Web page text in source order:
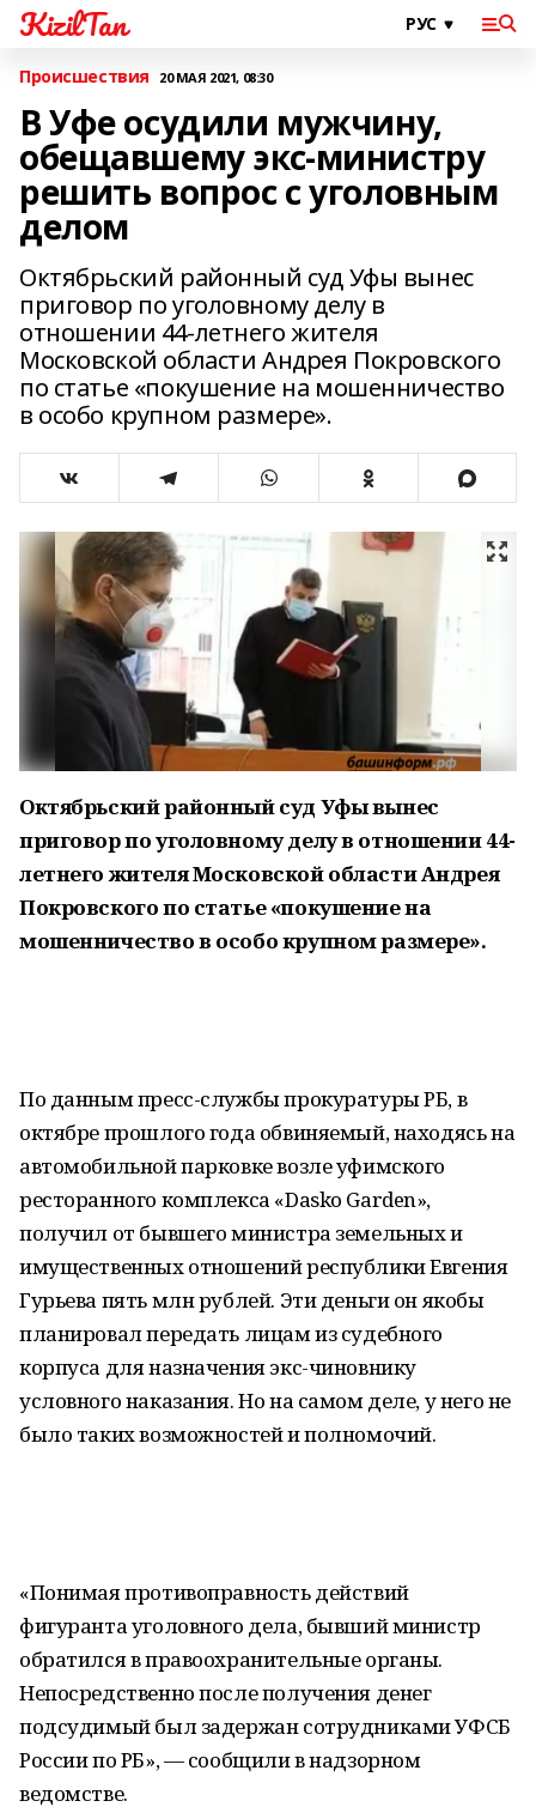
KizilTan
Происшествия 20 МАЯ 2021, 08:30
В Уфе осудили мужчину,
обещавшему экс-министру
решить вопрос с уголовным
делом
Октябрьский районный суд Уфы вынес
приговор по уголовному делу в
отношении 44-летнего жителя
Московской области Андрея Покровского
по статье «покушение на мошенничество
в особо крупном размере».
Октябрьский районный суд Уфы вынес
приговор по уголовному делу в отношении 44-
летнего жителя Московской области Андрея
Покровского по статье «покушение на
мошенничество в особо крупном размере».
По данным пресс-службы прокуратуры РБ, в
октябре прошлого года обвиняемый, находясь на
автомобильной парковке возле уфимского
ресторанного комплекса «Dasko Garden»,
получил от бывшего министра земельных и
имущественных отношений республики Евгения
Гурьева пять млн рублей. Эти деньги он якобы
планировал передать лицам из судебного
корпуса для назначения экс-чиновнику
условного наказания. Но на самом деле, у него не
было таких возможностей и полномочий.
«Понимая противоправность действий
фигуранта уголовного дела, бывший министр
обратился в правоохранительные органы.
Непосредственно после получения денег
подсудимый был задержан сотрудниками УФСБ
России по РБ», — сообщили в надзорном
ведомстве.